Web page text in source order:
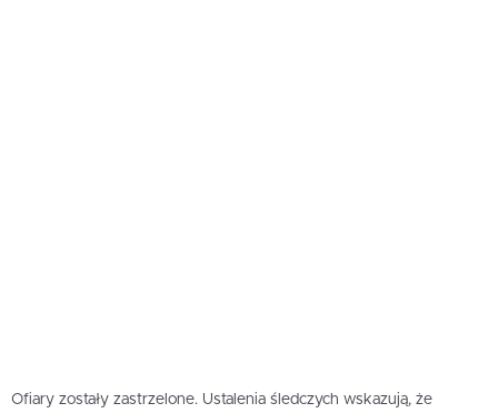
Ofiary zostały zastrzelone. Ustalenia śledczych wskazują, że